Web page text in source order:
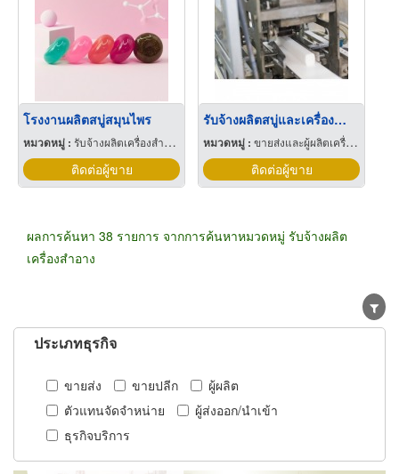
โรงงานผลิตสบู่สมุนไพร
หมวดหมู่ : รับจ้างผลิตเครื่องสำอาง
ติดต่อผู้ขาย
รับจ้างผลิตสบู่และเครื่องสำอาง
หมวดหมู่ :ขายส่งและผู้ผลิตเครื่องสำอาง
ติดต่อผู้ขาย
ผลการค้นหา 38 รายการ จากการค้นหาหมวดหมู่ รับจ้างผลิต
เครื่องสำอาง
ประเภทธุรกิจ
ขายส่ง ขายปลีก
ผู้ผลิต
ตัวแทนจัดจำหน่าย
ผู้ส่งออก/นำเข้า
ธุรกิจบริการ